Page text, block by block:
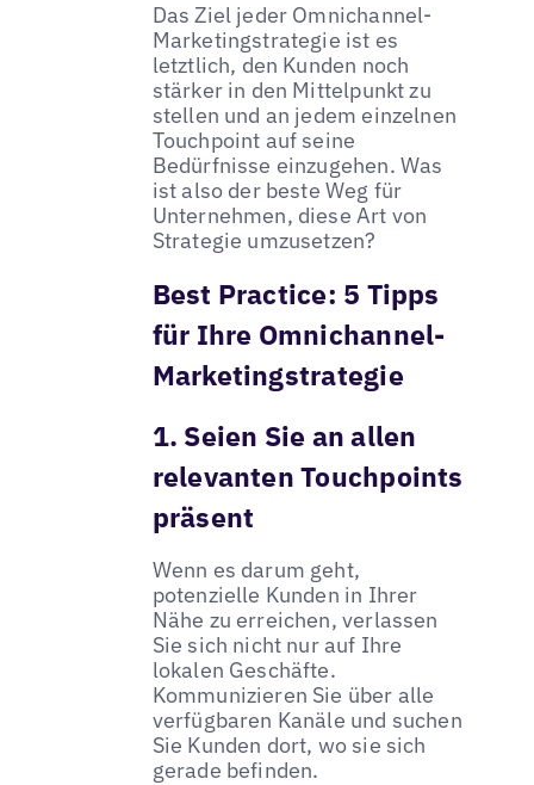
Das Ziel jeder Omnichannel-
Marketingstrategie ist es
letztlich, den Kunden noch
stärker in den Mittelpunkt zu
stellen und an jedem einzelnen
Touchpoint auf seine
Bedürfnisse einzugehen. Was
ist also der beste Weg für
Unternehmen, diese Art von
Strategie umzusetzen?
Best Practice: 5 Tipps
für Ihre Omnichannel-
Marketingstrategie
1. Seien Sie an allen
relevanten Touchpoints
präsent
Wenn es darum geht,
potenzielle Kunden in Ihrer
Nähe zu erreichen, verlassen
Sie sich nicht nur auf Ihre
lokalen Geschäfte.
Kommunizieren Sie über alle
verfügbaren Kanäle und suchen
Sie Kunden dort, wo sie sich
gerade befinden.